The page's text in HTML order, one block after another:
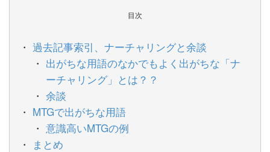
目次
過去記事索引、ナーチャリングと余談
出がちな用語のなかでもよく出がちな「ナ
ーチャリング」とは？？
余談
MTGで出がちな用語
意識高いMTGの例
まとめ